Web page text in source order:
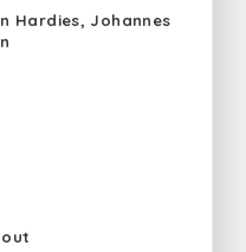
Hardies, Johannes